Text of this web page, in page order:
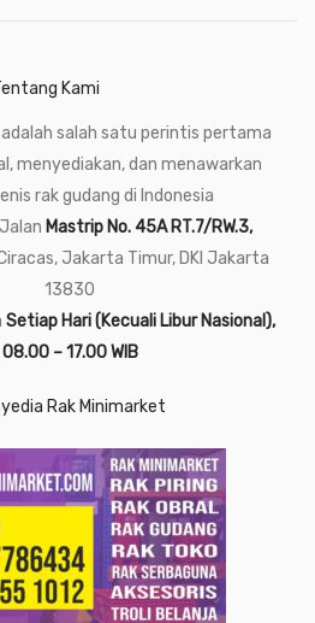
Kami
adalah salah satu perintis pertama
menyediakan, dan menawarkan
rak gudang di Indonesia
Mastrip No. 45A RT.7/RW.3,
Jakarta Timur, DKI Jakarta
13830
Setiap Hari (Kecuali Libur Nasional),
08.00 – 17.00 WIB
Rak Minimarket